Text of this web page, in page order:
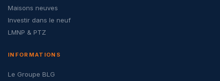
Maisons neuves
Investir dans le neuf
LMNP & PTZ
INFORMATIONS
Le Groupe BLG